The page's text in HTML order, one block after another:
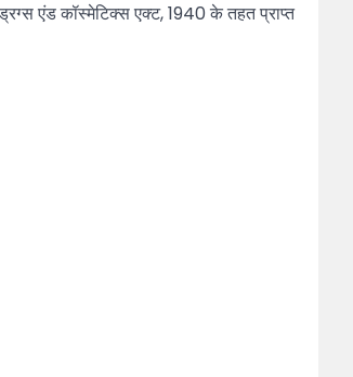
एंड कॉस्मेटिक्स एक्ट, 1940 के तहत प्राप्त